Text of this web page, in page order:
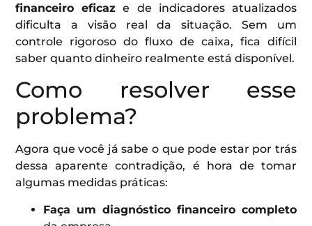
financeiro eficaz e de indicadores atualizados
dificulta a visão real da situação. Sem um
controle rigoroso do fluxo de caixa, fica difícil
saber quanto dinheiro realmente está disponível.
Como resolver esse
problema?
Agora que você já sabe o que pode estar por trás
dessa aparente contradição, é hora de tomar
algumas medidas práticas:
Faça um diagnóstico financeiro completo